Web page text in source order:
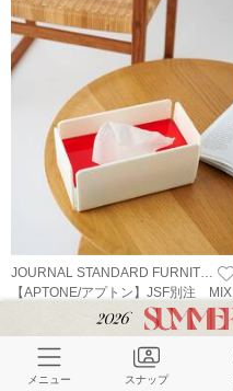
【APTONE/アプトン】JSF別注 MIX
& MATCH ティッシュケース
メニュー スナップ